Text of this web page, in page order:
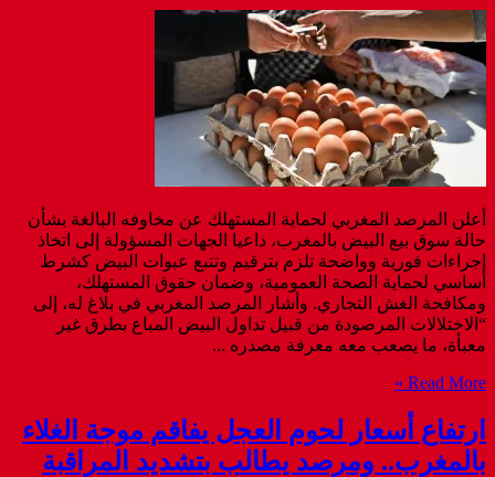
أعلن المرصد المغربي لحماية المستهلك عن مخاوفه البالغة بشأن
حالة سوق بيع البيض بالمغرب، داعيا الجهات المسؤولة إلى اتخاذ
إجراءات فورية وواضحة تلزم بترقيم وتتبع عبوات البيض كشرط
أساسي لحماية الصحة العمومية، وضمان حقوق المستهلك،
ومكافحة الغش التجاري. وأشار المرصد المغربي في بلاغ له، إلى
“الاختلالات المرصودة من قبيل تداول البيض المباع بطرق غير
معبأة، ما يصعب معه معرفة مصدره ...
Read More »
ارتفاع أسعار لحوم العجل يفاقم موجة الغلاء
بالمغرب.. ومرصد يطالب بتشديد المراقبة